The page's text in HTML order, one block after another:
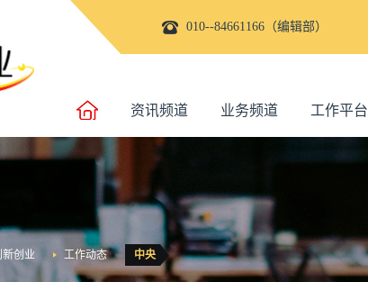
010--84661166（编辑部）
资讯频道 业务频道 工作平台
中央
工作动态
新创业